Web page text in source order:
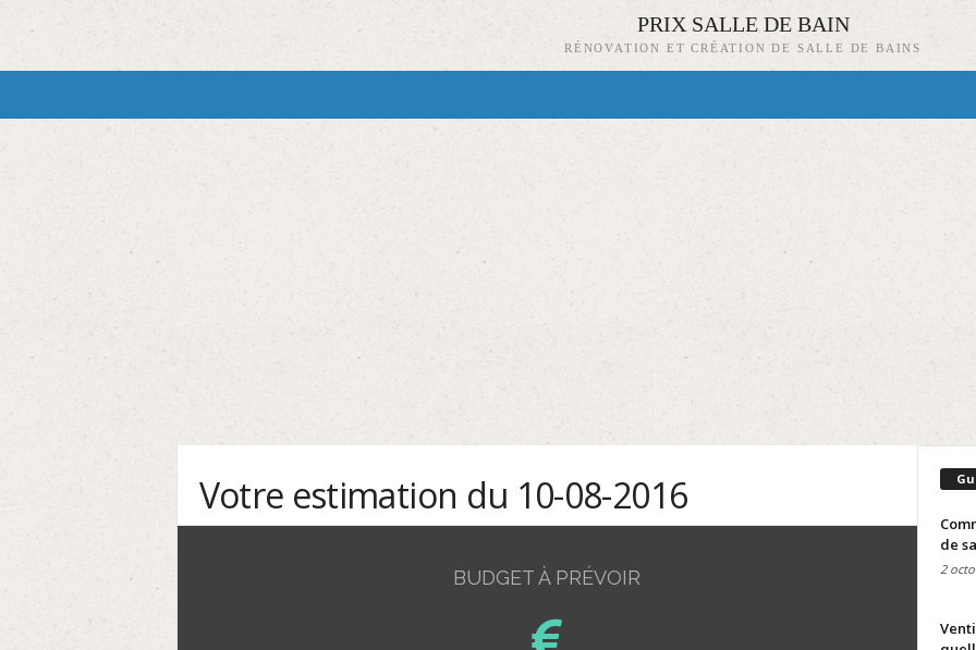
PRIX SALLE DE BAIN
RÉNOVATION ET CRÉATION DE SALLE DE BAINS
Votre estimation du 10-08-2016
BUDGET À PRÉVOIR
de
2